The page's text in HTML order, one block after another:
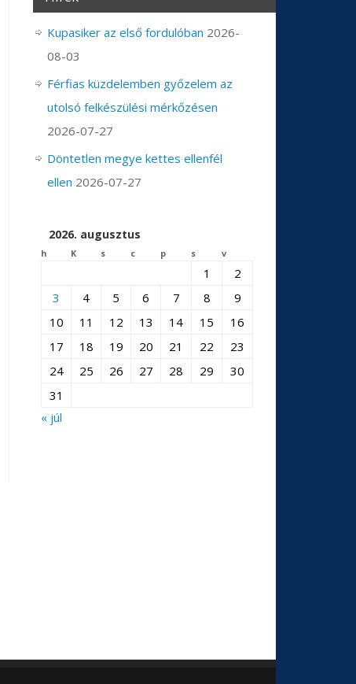
Kupasiker az első fordulóban 2026-
08-03
Férfias küzdelemben győzelem az
utolsó felkészülési mérkőzésen
2026-07-27
Döntetlen megye kettes ellenfél
ellen 2026-07-27
2026. augusztus
h K s c p s v
1
2
3
4 5 6 7 8
9
10
11 12 13 14 15
16
17
18 19 20 21 22
23
24
25 26 27 28 29
30
31
« júl